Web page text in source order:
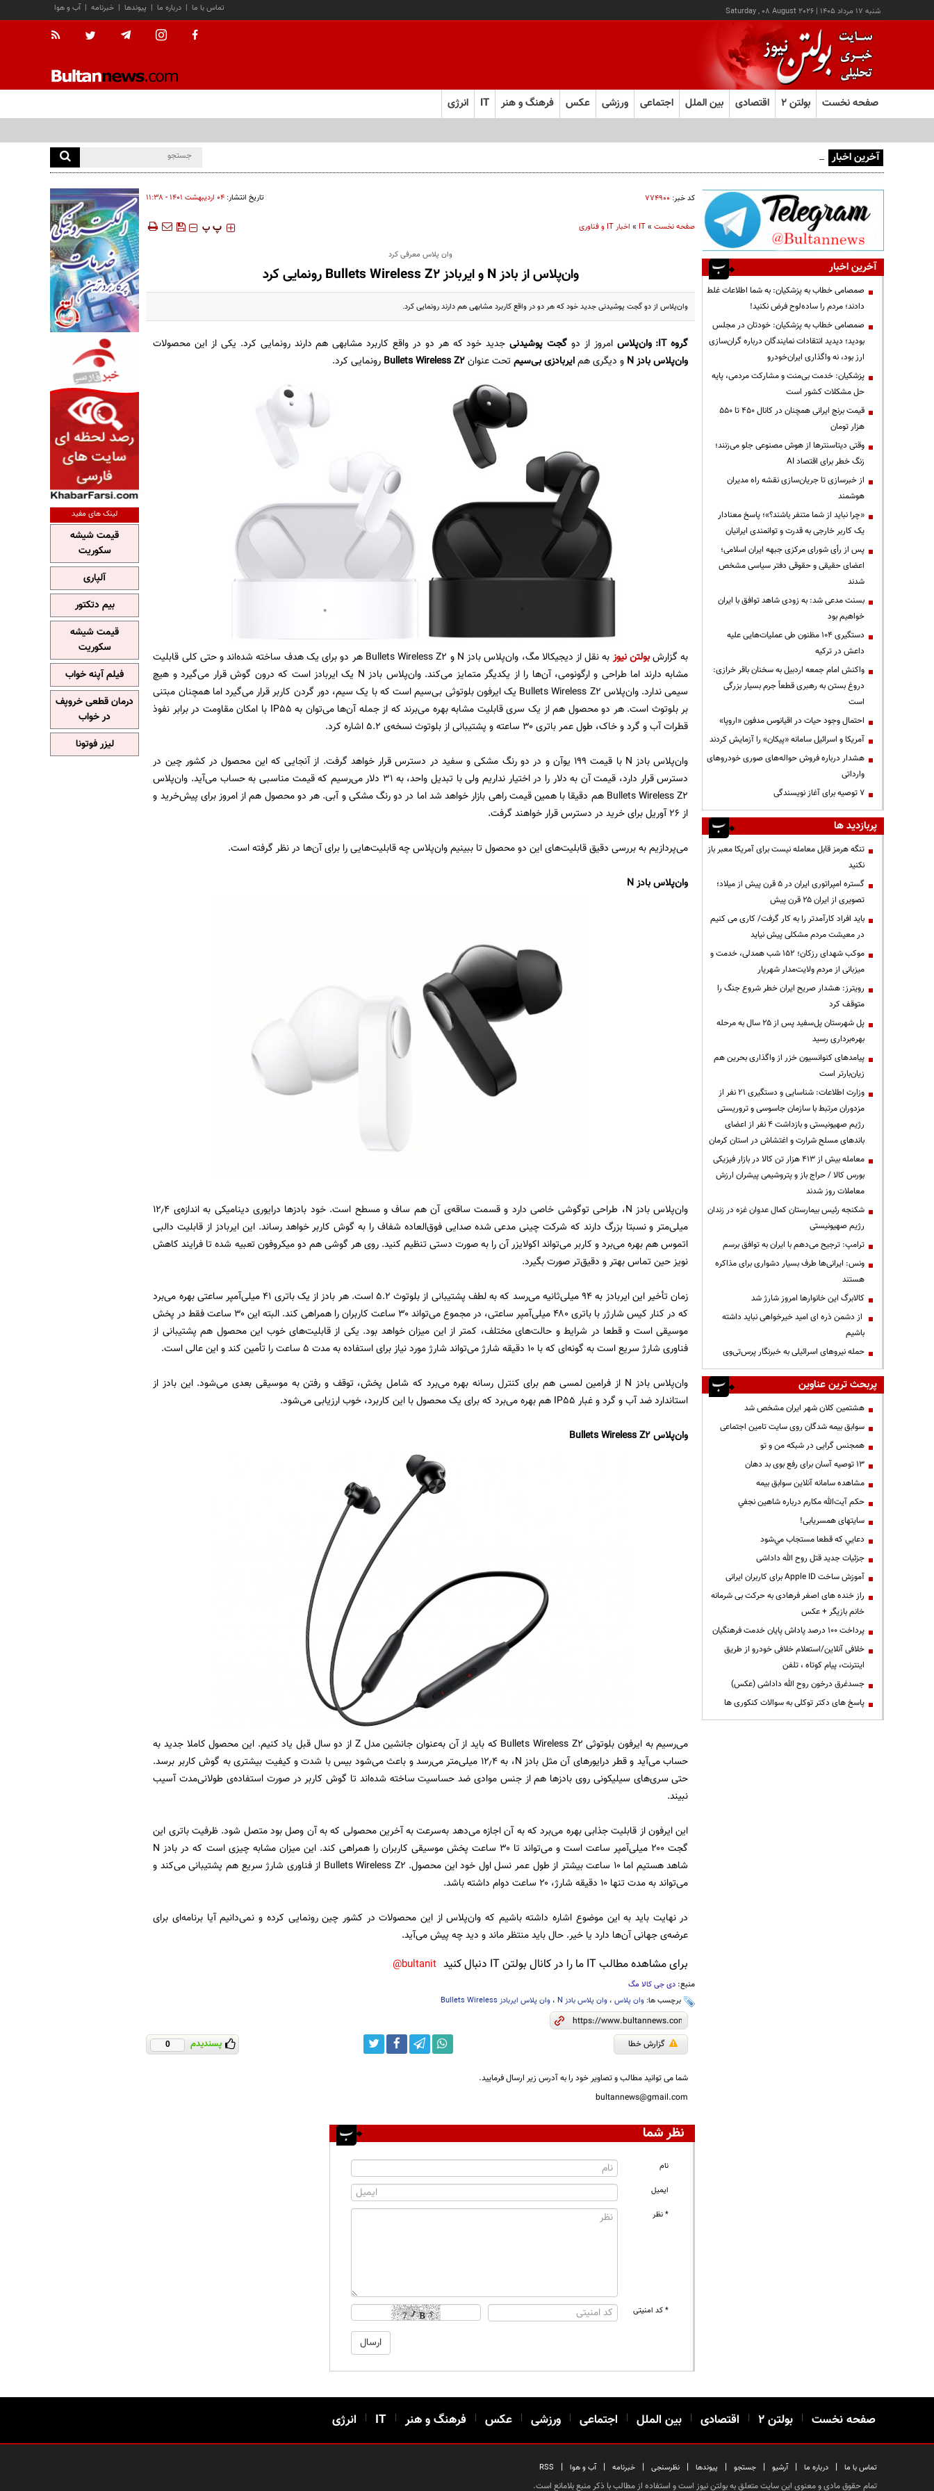
شنبه ۱۷ مرداد ۱۴۰۵ |
Saturday , 08 August 2026 آب و هوا | خبرنامه | پیوندها | درباره ما | تماس با ما
صفحه نخست بولتن ۲ اقتصادی بین الملل اجتماعی ورزشی عکس فرهنگ و هنر IT انرژی
آخرین اخبار اینترنت چگونه مفهوم کودکی را دگرگون کرد؟
کد خبر: ۷۷۴۹۰۰ تاریخ انتشار: ۰۴ ارديبهشت ۱۴۰۱ - ۱۱:۳۸
صفحه نخست»
IT
» اخبار IT و فناوری ‍‍‍ پ پ
وان پلاس معرفی کرد
وان‌پلاس از بادز N و ایربادز Bullets Wireless Z2 رونمایی کرد
وان‌پلاس از دو گجت پوشیدنی جدید خود که هر دو در واقع کاربرد مشابهی هم دارند رونمایی کرد.
گروه IT: وان‌پلاس امروز از دو گجت پوشیدنیجدید خود که هر دو در واقع کاربرد مشابهی هم دارند رونمایی کرد. یکی از این محصولات
وان‌پلاس بادز N
و دیگری همایربادزی بی‌سیمتحت عنوانBullets Wireless Z2 رونمایی کرد.
به گزارشبولتن نیوز
به نقل از دیجیکالا مگ، وان‌پلاس بادز N و Bullets Wireless Z2 هر دو برای یک هدف ساخته شده‌اند و حتی کلی قابلیت
مشابه دارند اما طراحی و ارگونومی، آن‌ها را از یکدیگر متمایز می‌کند. وان‌پلاس بادز N یک ایربادز است که درون گوش قرار می‌گیرد و هیچ
سیمی ندارد. وان‌پلاس Bullets Wireless Z2 یک ایرفون بلوتوثی بی‌سیم است که با یک سیم، دور گردن کاربر قرار می‌گیرد اما همچنان مبتنی
بر بلوتوث است. هر دو محصول هم از یک سری قابلیت مشابه بهره می‌برند که از جمله آن‌ها می‌توان به IP55 با امکان مقاومت در برابر نفوذ
قطرات آب و گرد و خاک، طول عمر باتری ۳۰ ساعته و پشتیبانی از بلوتوث نسخه‌ی ۵.۲ اشاره کرد.
وان‌پلاس بادز N با قیمت ۱۹۹ یوآن و در دو رنگ مشکی و سفید در دسترس قرار خواهد گرفت. از آنجایی که این محصول در کشور چین در
دسترس قرار دارد، قیمت آن به دلار را در اختیار نداریم ولی با تبدیل واحد، به ۳۱ دلار می‌رسیم که قیمت مناسبی به حساب می‌آید. وان‌پلاس
Bullets Wireless Z2 هم دقیقا با همین قیمت راهی بازار خواهد شد اما در دو رنگ مشکی و آبی. هر دو محصول هم از امروز برای پیش‌خرید و
از ۲۶ آوریل برای خرید در دسترس قرار خواهند گرفت.
می‌پردازیم به بررسی دقیق قابلیت‌های این دو محصول تا ببینیم وان‌پلاس چه قابلیت‌هایی را برای آن‌ها در نظر گرفته است.
وان‌پلاس بادز N
وان‌پلاس بادز N، طراحی توگوشی خاصی دارد و قسمت ساقه‌ی آن هم ساف و مسطح است. خود بادزها درایوری دینامیکی به اندازه‌ی ۱۲٫۴
میلی‌متر و نسبتا بزرگ دارند که شرکت چینی مدعی شده صدایی فوق‌العاده شفاف را به گوش کاربر خواهد رساند. این ایربادز از قابلیت دالبی
اتموس هم بهره می‌برد و کاربر می‌تواند اکولایزر آن را به صورت دستی تنظیم کنید. روی هر گوشی هم دو میکروفون تعبیه شده تا فرایند کاهش
نویز حین تماس بهتر و دقیق‌تر صورت بگیرد.
زمان تأخیر این ایربادز به ۹۴ میلی‌ثانیه می‌رسد که به لطف پشتیبانی از بلوتوث ۵.۲ است. هر بادز از یک باتری ۴۱ میلی‌آمپر ساعتی بهره می‌برد
که در کنار کیس شارژر با باتری ۴۸۰ میلی‌آمپر ساعتی، در مجموع می‌تواند ۳۰ ساعت کاربران را همراهی کند. البته این ۳۰ ساعت فقط در پخش
موسیقی است و قطعا در شرایط و حالت‌های مختلف، کمتر از این میزان خواهد بود. یکی از قابلیت‌های خوب این محصول هم پشتیبانی از
فناوری شارژ سریع است به گونه‌ای که با ۱۰ دقیقه شارژ می‌تواند شارژ مورد نیاز برای استفاده به مدت ۵ ساعت را تأمین کند و این عالی است.
وان‌پلاس بادز N از فرامین لمسی هم برای کنترل رسانه بهره می‌برد که شامل پخش، توقف و رفتن به موسیقی بعدی می‌شود. این بادز از
استاندارد ضد آب و گرد و غبار IP55 هم بهره می‌برد که برای یک محصول با این کاربرد، خوب ارزیابی می‌شود.
وان‌پلاس Bullets Wireless Z2
می‌رسیم به ایرفون بلوتوثی Bullets Wireless Z2 که باید از آن به‌عنوان جانشین مدل Z از دو سال قبل یاد کنیم. این محصول کاملا جدید به
حساب می‌آید و قطر درایورهای آن مثل بادز N، به ۱۲٫۴ میلی‌متر می‌رسد و باعث می‌شود بیس با شدت و کیفیت بیشتری به گوش کاربر برسد.
حتی سری‌های سیلیکونی روی بادزها هم از جنس موادی ضد حساسیت ساخته شده‌اند تا گوش کاربر در صورت استفاده‌ی طولانی‌مدت آسیب
نبیند.
این ایرفون از قابلیت جذابی بهره می‌برد که به آن اجازه می‌دهد به‌سرعت به آخرین محصولی که به آن وصل بود متصل شود. ظرفیت باتری این
گجت ۲۰۰ میلی‌آمپر ساعت است و می‌تواند تا ۳۰ ساعت پخش موسیقی کاربران را همراهی کند. این میزان مشابه چیزی است که در بادز N
شاهد هستیم اما ۱۰ ساعت بیشتر از طول عمر نسل اول خود این محصول. Bullets Wireless Z2 از فناوری شارژ سریع هم پشتیبانی می‌کند و
می‌تواند به مدت تنها ۱۰ دقیقه شارژ، ۲۰ ساعت دوام داشته باشد.
در نهایت باید به این موضوع اشاره داشته باشیم که وان‌پلاس از این محصولات در کشور چین رونمایی کرده و نمی‌دانیم آیا برنامه‌ای برای
عرضه‌ی جهانی آن‌ها دارد یا خیر. حال باید منتظر ماند و دید چه پیش می‌آید.
برای مشاهده مطالب IT ما را در کانال بولتن IT دنبال کنید bultanit@
منبع: دی جی کالا مگ
برچسب ها: وان پلاس، وان پلاس بادز N ، وان پلاس ایربادز Bullets Wireless
گزارش خطا پسندیدم 0
شما می توانید مطالب و تصاویر خود را به آدرس زیر ارسال فرمایید.
bultannews@gmail.com
نظر شما
نام
ایمیل
* نظر
* کد امنیتی
آخرین اخبار
صمصامی خطاب به پزشکیان: به شما اطلاعات غلط
دادند؛ مردم را ساده‌لوح فرض نکنید!
صمصامی خطاب به پزشکیان: خودتان در مجلس
بودید؛ دیدید انتقادات نمایندگان درباره گران‌سازی
ارز بود، نه واگذاری ایران‌خودرو
پزشکیان: خدمت بی‌منت و مشارکت مردمی، پایه
حل مشکلات کشور است
قیمت‌ برنج ایرانی همچنان در کانال ۴۵۰ تا ۵۵۰
هزار تومان
وقتی دیتاسنترها از هوش مصنوعی جلو می‌زنند؛
زنگ خطر برای اقتصاد AI
از خبرسازی تا جریان‌سازی نقشه راه مدیران
هوشمند
«چرا نباید از شما متنفر باشند؟»؛ پاسخ معنادار
یک کاربر خارجی به قدرت و توانمندی ایرانیان
پس از رأی شورای مرکزی جبهه ایران اسلامی؛
اعضای حقیقی و حقوقی دفتر سیاسی مشخص
شدند
بسنت مدعی شد: به زودی شاهد توافق با ایران
خواهیم بود
دستگیری ۱۰۴ مظنون طی عملیات‌هایی علیه
داعش در ترکیه
واکنش امام جمعه اردبیل به سخنان باقر خرازی:
دروغ بستن به رهبری قطعاً جرم بسیار بزرگی
است
احتمال وجود حیات در اقیانوس مدفون «اروپا»
آمریکا و اسرائیل سامانه «پیکان» را آزمایش کردند
هشدار درباره فروش حواله‌های صوری خودروهای
وارداتی
۷ توصیه برای آغاز نویسندگی
پربازدید ها
تنگه هرمز قابل معامله نیست برای آمریکا معبر باز
نکنید
گستره امپراتوری ایران در ۵ قرن پیش از میلاد؛
تصویری از ایران ۲۵ قرن پیش
باید افراد کارآمدتر را به کار گرفت/ کاری می کنیم
در معیشت مردم مشکلی پیش نیاید
موکب شهدای رزکان؛ ۱۵۲ شب همدلی، خدمت و
میزبانی از مردم ولایت‌مدار شهریار
رویترز: هشدار صریح ایران خطر شروع جنگ را
متوقف کرد
پل شهرستان پل‌سفید پس از ۲۵ سال به مرحله
بهره‌برداری رسید
پیامدهای کنوانسیون خزر از واگذاری بحرین هم
زیان‌بارتر است
وزارت اطلاعات: شناسایی و دستگیری ۲۱ نفر از
مزدوران مرتبط با سازمان جاسوسی و تروریستی
رژیم صهیونیستی و بازداشت ۴ نفر از اعضای
باندهای مسلح شرارت و اغتشاش در استان کرمان
معامله بیش از ۴۱۳ هزار تن کالا در بازار فیزیکی
بورس کالا / حراج باز و پتروشیمی پیشران ارزش
معاملات روز شدند
شکنجه رئیس بیمارستان کمال عدوان غزه در زندان
رژیم صهیونیستی
ترامپ: ترجیح می‌دهم با ایران به توافق برسم
ونس: ایرانی‌ها طرف بسیار دشواری برای مذاکره
هستند
کالابرگ این خانوارها امروز شارژ شد
از دشمن ذره ای امید خیرخواهی نباید داشته
باشیم
حمله نیروهای اسرائیلی به خبرنگار پرس‌تی‌وی
پربحث ترین عناوین
هشتمین کلان شهر ایران مشخص شد
سوابق بیمه شدگان روی سایت تامین اجتماعی
همجنس گرایی در شبکه من و تو
13 توصیه آسان برای رفع بوی بد دهان
مشاهده سامانه آنلاين سوابق بیمه
حكم آيت‌الله مكارم درباره شاهين نجفي
سایتهای همسریابی!
دعايي كه قطعا مستجاب مي‌شود
جزئیات جدید قتل روح الله داداشی
آموزش ساخت Apple ID برای کاربران ایرانی
راز خنده های اصغر فرهادی به حرکت بی شرمانه
خانم بازیگر + عکس
پرداخت ۱۰۰ درصد پاداش پایان خدمت فرهنگیان
خلافی آنلاین/استعلام خلافی خودرو از طریق
اینترنت، پیام کوتاه ، تلفن
جسدغرق درخون روح الله داداشی (عکس)
پاسخ های دکتر توکلی به سوالات کنکوری ها
لینک های مفید
قیمت شیشه
سکوریت
آلپاری
بیم دتکتور
قیمت شیشه
سکوریت
فیلم آپنه خواب
درمان قطعی خروپف
در خواب
لیزر فوتونا
صفحه نخست | بولتن ۲ | اقتصادی | بین الملل | اجتماعی | ورزشی | عکس | فرهنگ و هنر |
IT
| انرژی
تماس با ما | درباره ما | آرشیو | جستجو | پیوندها | نظرسنجی | خبرنامه | آب و هوا |
RSS
تمام حقوق مادی و معنوی این سایت متعلق به بولتن نیوز است و استفاده از مطالب با ذکر منبع بلامانع است.